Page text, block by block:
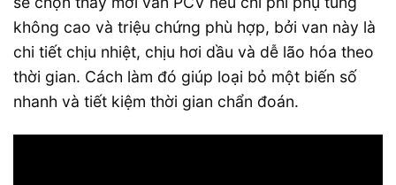
không cao và triệu chứng phù hợp, bởi van này là
chi tiết chịu nhiệt, chịu hơi dầu và dễ lão hóa theo
thời gian. Cách làm đó giúp loại bỏ một biến số
nhanh và tiết kiệm thời gian chẩn đoán.